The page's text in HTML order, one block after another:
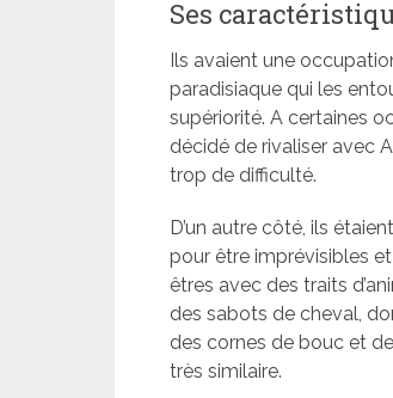
Ses
Ils avaient une
paradisiaque qui les
supériorité. A certaines
décidé de rivaliser avec
trop de difficulté.
D’un autre côté, ils
pour être imprévisibles
êtres avec des traits
des sabots de cheval,
des cornes de bouc et
très similaire.